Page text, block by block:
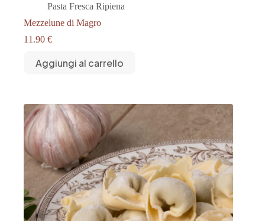
Pasta Fresca Ripiena
Mezzelune di Magro
11.90 €
Aggiungi al carrello